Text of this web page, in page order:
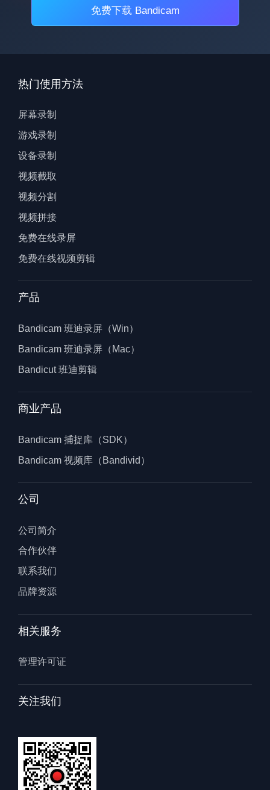
免费下载 Bandicam
热门使用方法
屏幕录制
游戏录制
设备录制
视频截取
视频分割
视频拼接
免费在线录屏
免费在线视频剪辑
产品
Bandicam 班迪录屏（Win）
Bandicam 班迪录屏（Mac）
Bandicut 班迪剪辑
商业产品
Bandicam 捕捉库（SDK）
Bandicam 视频库（Bandivid）
公司
公司简介
合作伙伴
联系我们
品牌资源
相关服务
管理许可证
关注我们